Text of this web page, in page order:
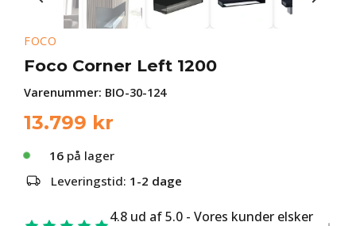
FOCO
Foco Corner Left 1200
Varenummer: BIO-30-124
13.799 kr
16 på lager
Leveringstid: 1-2 dage
4.8 ud af 5.0 - Vores kunder elsker